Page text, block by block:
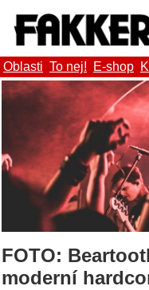
Oblasti To nej! E-shop
FOTO:
moderní